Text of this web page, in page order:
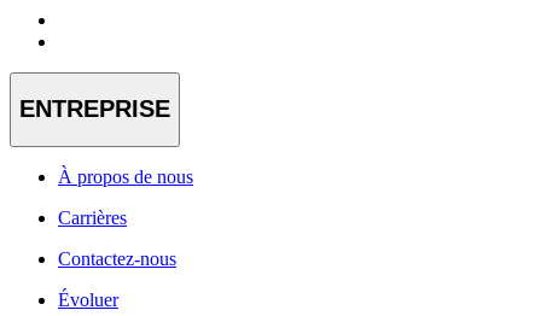
ENTREPRISE
À propos de nous
Carrières
Contactez-nous
Évoluer